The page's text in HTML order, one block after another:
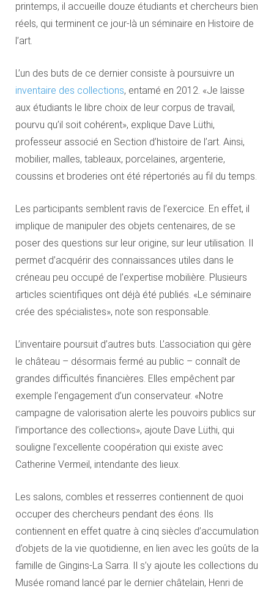
printemps, il accueille douze étudiants et chercheurs bien
réels, qui terminent ce jour-là un séminaire en Histoire de
l’art.
L’un des buts de ce dernier consiste à poursuivre un
inventaire des collections, entamé en 2012. «Je laisse
aux étudiants le libre choix de leur corpus de travail,
pourvu qu’il soit cohérent», explique Dave Lüthi,
professeur associé en Section d’histoire de l’art. Ainsi,
mobilier, malles, tableaux, porcelaines, argenterie,
coussins et broderies ont été répertoriés au fil du temps.
Les participants semblent ravis de l’exercice. En effet, il
implique de manipuler des objets centenaires, de se
poser des questions sur leur origine, sur leur utilisation. Il
permet d’acquérir des connaissances utiles dans le
créneau peu occupé de l’expertise mobilière. Plusieurs
articles scientifiques ont déjà été publiés. «Le séminaire
crée des spécialistes», note son responsable.
L’inventaire poursuit d’autres buts. L’association qui gère
le château – désormais fermé au public – connaît de
grandes difficultés financières. Elles empêchent par
exemple l’engagement d’un conservateur. «Notre
campagne de valorisation alerte les pouvoirs publics sur
l’importance des collections», ajoute Dave Lüthi, qui
souligne l’excellente coopération qui existe avec
Catherine Vermeil, intendante des lieux.
Les salons, combles et resserres contiennent de quoi
occuper des chercheurs pendant des éons. Ils
contiennent en effet quatre à cinq siècles d’accumulation
d’objets de la vie quotidienne, en lien avec les goûts de la
famille de Gingins-La Sarra. Il s’y ajoute les collections du
Musée romand lancé par le dernier châtelain, Henri de